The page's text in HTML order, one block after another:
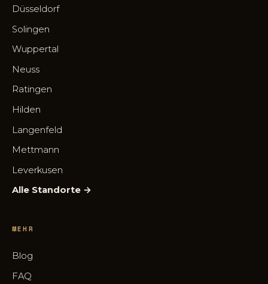
Düsseldorf
Solingen
Wuppertal
Neuss
Ratingen
Hilden
Langenfeld
Mettmann
Leverkusen
Alle Standorte →
MEHR
Blog
FAQ